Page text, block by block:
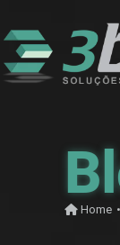
Home •